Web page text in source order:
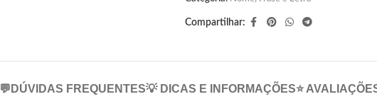
Compartilhar:
💬DÚVIDAS FREQUENTES💡 DICAS E INFORMAÇÕES⭐